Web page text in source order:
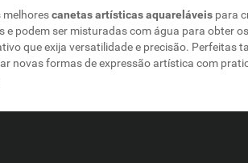
melhorescanetas artísticas aquareláveis para
e podem ser misturadas com água para obter
que exija versatilidade e precisão.
novas formas de expressão artística com